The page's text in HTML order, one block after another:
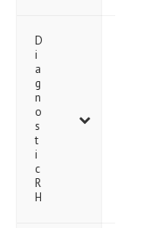
D
i
a
g
n
o
s
t
i
c
R
H